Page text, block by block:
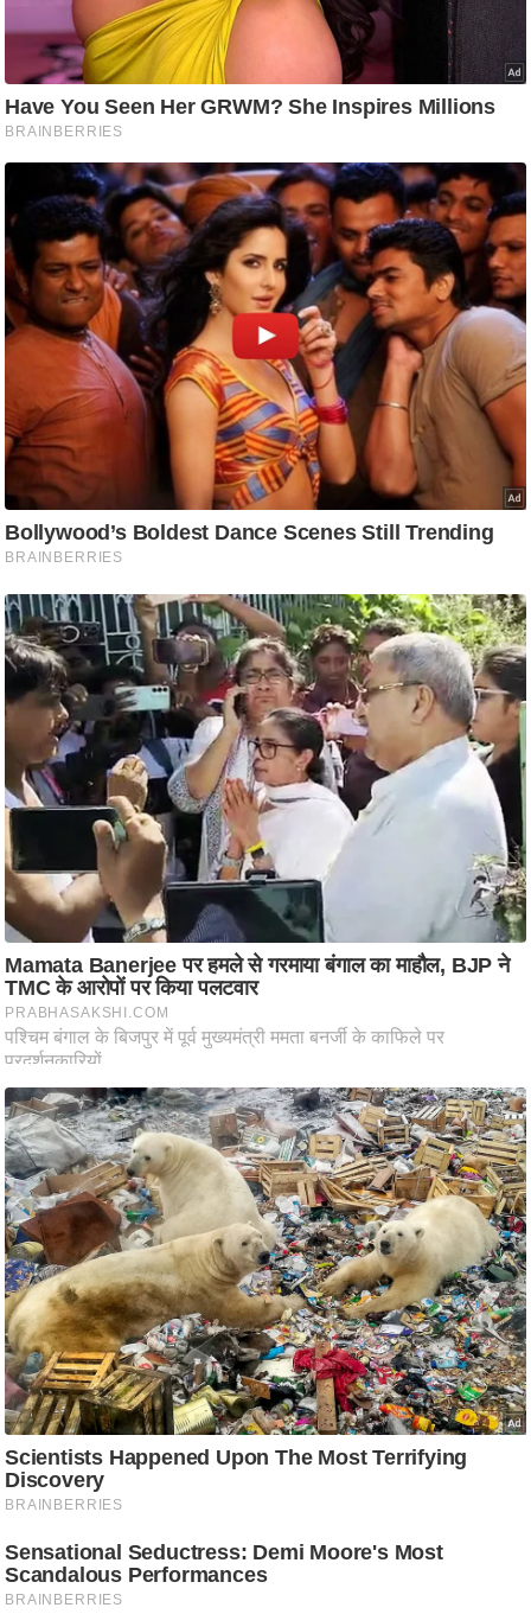
फै
श
न
लू
नु
स्खे
प
र्य
न
स्थ
ल
फि
ट
ने
स
मं
त्रा
रि
श
न
शि
रा
ज
नी
ति
वि
श्ले
ण
स
म
सा
म
यि
क
मा
तृ
भू
मि
स्तं
भ
म
.